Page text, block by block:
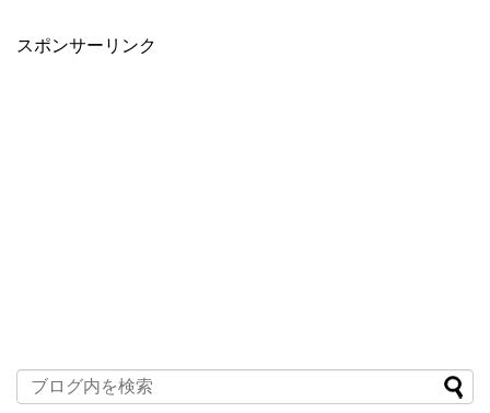
スポンサーリンク